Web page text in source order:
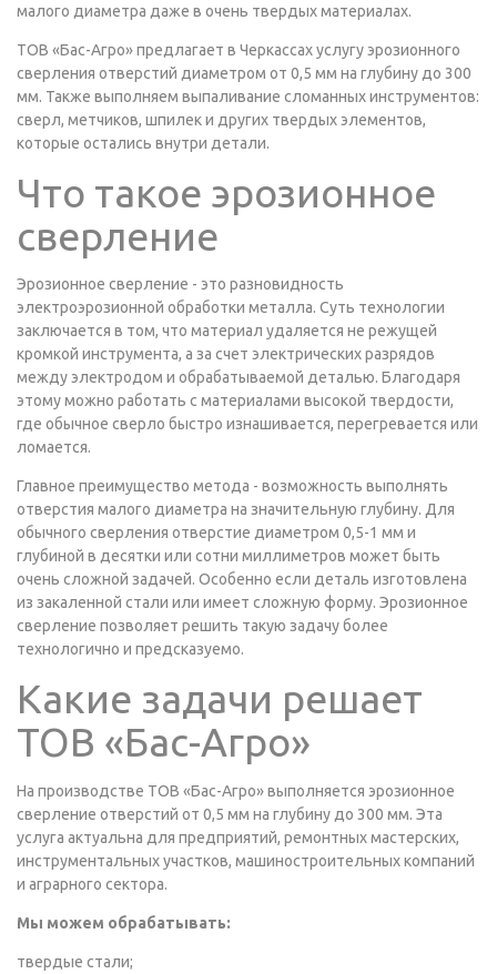
малого диаметра даже в очень твердых материалах.
ТОВ «Бас-Агро» предлагает в Черкассах услугу эрозионного
сверления отверстий диаметром от 0,5 мм на глубину до 300
мм. Также выполняем выпаливание сломанных инструментов:
сверл, метчиков, шпилек и других твердых элементов,
которые остались внутри детали.
Что такое эрозионное
сверление
Эрозионное сверление - это разновидность
электроэрозионной обработки металла. Суть технологии
заключается в том, что материал удаляется не режущей
кромкой инструмента, а за счет электрических разрядов
между электродом и обрабатываемой деталью. Благодаря
этому можно работать с материалами высокой твердости,
где обычное сверло быстро изнашивается, перегревается или
ломается.
Главное преимущество метода - возможность выполнять
отверстия малого диаметра на значительную глубину. Для
обычного сверления отверстие диаметром 0,5-1 мм и
глубиной в десятки или сотни миллиметров может быть
очень сложной задачей. Особенно если деталь изготовлена
из закаленной стали или имеет сложную форму. Эрозионное
сверление позволяет решить такую задачу более
технологично и предсказуемо.
Какие задачи решает
ТОВ «Бас-Агро»
На производстве ТОВ «Бас-Агро» выполняется эрозионное
сверление отверстий от 0,5 мм на глубину до 300 мм. Эта
услуга актуальна для предприятий, ремонтных мастерских,
инструментальных участков, машиностроительных компаний
и аграрного сектора.
Мы можем обрабатывать:
твердые стали;